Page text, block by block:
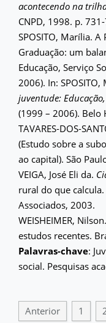
acontecendo na
CNPD, 1998. p.
SPOSITO, Marília. A
Graduação: um
Educação, Serviço
2006). In: SPOSITO,
juventude:
(1999 – 2006).
TAVARES-DOS-
(Estudo sobre a
ao capital). São
VEIGA, José Eli da.
rural do que
Associados, 2003.
WEISHEIMER, Nilson.
estudos recentes.
Palavras-chave:
social. Pesquisas
Anterior 1